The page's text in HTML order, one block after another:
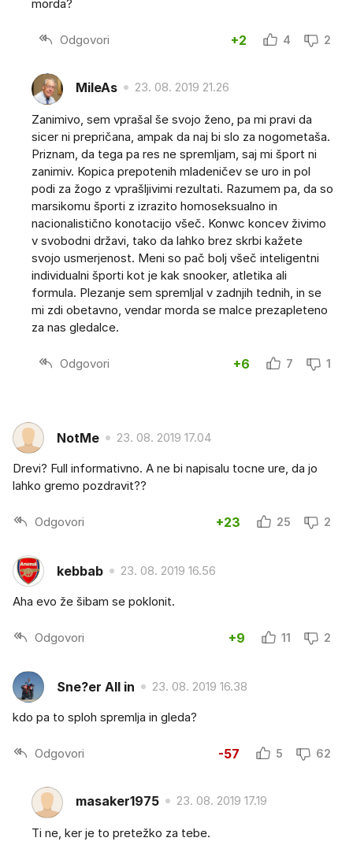
morda?
Odgovori +2 4 2
MileAs 23. 08. 2019 21.26
Zanimivo, sem vprašal še svojo ženo, pa mi pravi da
sicer ni prepričana, ampak da naj bi slo za nogometaša.
Priznam, da tega pa res ne spremljam, saj mi šport ni
zanimiv. Kopica prepotenih mladeničev se uro in pol
podi za žogo z vprašljivimi rezultati. Razumem pa, da so
marsikomu športi z izrazito homoseksualno in
nacionalistično konotacijo všeč. Konwc koncev živimo
v svobodni državi, tako da lahko brez skrbi kažete
svojo usmerjenost. Meni so pač bolj všeč inteligentni
individualni športi kot je kak snooker, atletika ali
formula. Plezanje sem spremljal v zadnjih tednih, in se
mi zdi obetavno, vendar morda se malce prezapleteno
za nas gledalce.
Odgovori +6 7 1
NotMe 23. 08. 2019 17.04
Drevi? Full informativno. A ne bi napisalu tocne ure, da jo
lahko gremo pozdravit??
Odgovori +23 25 2
kebbab 23. 08. 2019 16.56
Aha evo že šibam se poklonit.
Odgovori +9 11 2
Sne?er All in 23. 08. 2019 16.38
kdo pa to sploh spremlja in gleda?
Odgovori -57 5 62
masaker1975 23. 08. 2019 17.19
Ti ne, ker je to pretežko za tebe.